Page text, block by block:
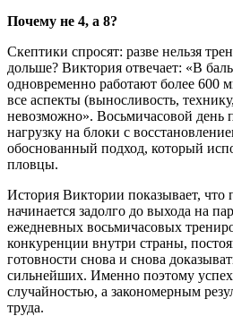
Почему не 4, а 8?
Скептики спросят: разве нельзя
дольше? Виктория отвечает: «В
одновременно работают более 600
все аспекты (выносливость,
невозможно». Восьмичасовой день
нагрузку на блоки с
обоснованный подход, который
пловцы.
История Виктории показывает, что
начинается задолго до выхода на
ежедневных восьмичасовых
конкуренции внутри страны,
готовности снова и снова
сильнейших. Именно поэтому успех
случайностью, а закономерным
труда.